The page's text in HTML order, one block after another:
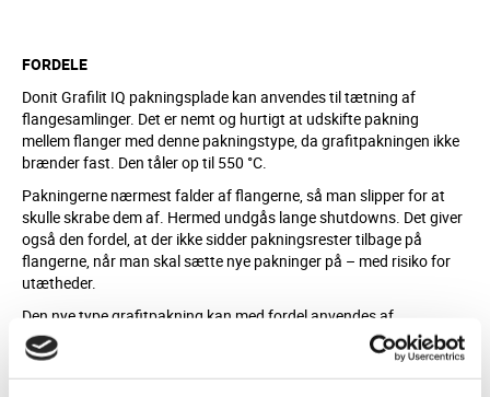
FORDELE
Donit Grafilit IQ pakningsplade kan anvendes til tætning af
flangesamlinger. Det er nemt og hurtigt at udskifte pakning
mellem flanger med denne pakningstype, da grafitpakningen ikke
brænder fast. Den tåler op til 550 °C.
Pakningerne nærmest falder af flangerne, så man slipper for at
skulle skrabe dem af. Hermed undgås lange shutdowns. Det giver
også den fordel, at der ikke sidder pakningsrester tilbage på
flangerne, når man skal sætte nye pakninger på – med risiko for
utætheder.
Den nye type grafitpakning kan med fordel anvendes af
kraftværker, industri og værfter, som har anlæg og processer med
kontinuerligt høje temperaturer op til 550 °C. Det kan for eksempel
være generatoranlæg, udstødningssystemer, damp og heat oil.